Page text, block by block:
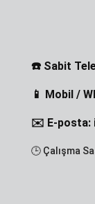
☎️ Sabit
📱 Mobil /
✉️ E-posta:
🕒 Çalışma